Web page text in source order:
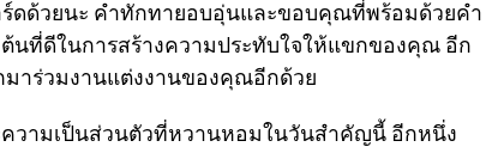
ดด้วยนะ คำทักทายอบอุ่นและขอบคุณที่พร้อมด้วยคำ
นที่ดีในการสร้างความประทับใจให้แขกของคุณ อีก
าร่วมงานแต่งงานของคุณอีกด้วย
วามเป็นส่วนตัวที่หวานหอมในวันสำคัญนี้ อีกหนึ่ง